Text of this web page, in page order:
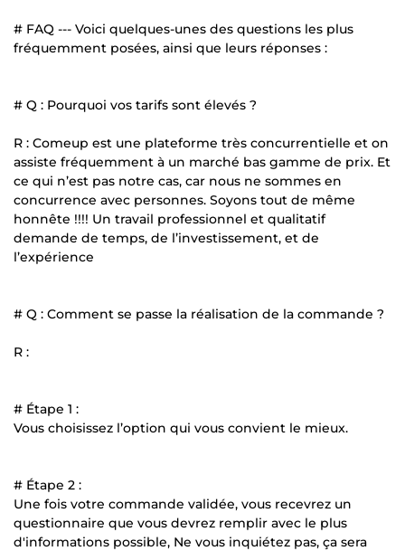
# FAQ --- Voici quelques-unes des questions les plus
fréquemment posées, ainsi que leurs réponses :
# Q : Pourquoi vos tarifs sont élevés ?
R : Comeup est une plateforme très concurrentielle et on
assiste fréquemment à un marché bas gamme de prix. Et
ce qui n’est pas notre cas, car nous ne sommes en
concurrence avec personnes. Soyons tout de même
honnête !!!! Un travail professionnel et qualitatif
demande de temps, de l’investissement, et de
l’expérience
# Q : Comment se passe la réalisation de la commande ?
R :
# Étape 1 :
Vous choisissez l’option qui vous convient le mieux.
# Étape 2 :
Une fois votre commande validée, vous recevrez un
questionnaire que vous devrez remplir avec le plus
d'informations possible, Ne vous inquiétez pas, ça sera